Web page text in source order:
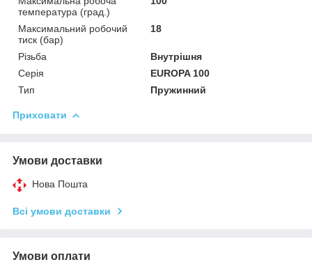
температура (град.)
Максимальний робочий
тиск (бар)
18
Різьба
Внутрішня
Серія
EUROPA 100
Тип
Пружинний
Приховати
Умови доставки
Нова Пошта
Всі умови доставки
Умови оплати